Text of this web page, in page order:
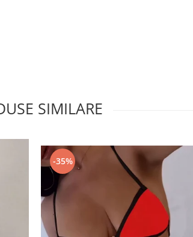
SIMILARE
-35%